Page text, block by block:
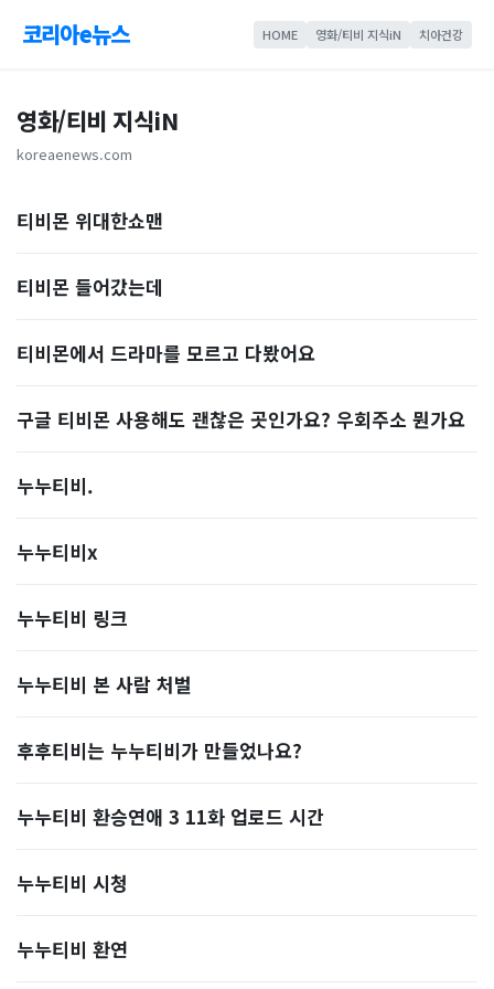
코리아e뉴스 HOME 영화/티비 지식iN 치아건강
영화/티비 지식iN
koreaenews.com
티비몬 위대한쇼맨
티비몬 들어갔는데
티비몬에서 드라마를 모르고 다봤어요
구글 티비몬 사용해도 괜찮은 곳인가요? 우회주소 뭔가요
누누티비.
누누티비x
누누티비 링크
누누티비 본 사람 처벌
후후티비는 누누티비가 만들었나요?
누누티비 환승연애 3 11화 업로드 시간
누누티비 시청
누누티비 환연